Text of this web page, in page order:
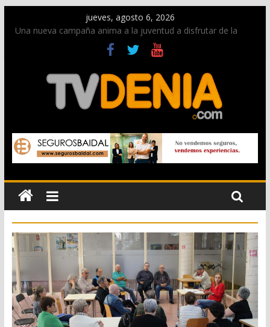
jueves, agosto 6, 2026
Una nueva campaña anima a la juventud a disfrutar de la
Paco Adsuar dona al Arxiu de Dénia más de 50.000 imágenes
de la memoria visual de la ciudad
La Entraeta Festera llena de ambiente la calle Marqués de
Campo con la recepción a la Capitanía Cristiana
El XII Festival de Jazz de Dénia reunirá durante agosto a
figuras nacionales e internacionales en los Jardins de
Torrecremada
Los Moros y Cristianos 2026 reciben las llaves de la ciudad y
dan inicio a las fiestas en Dénia